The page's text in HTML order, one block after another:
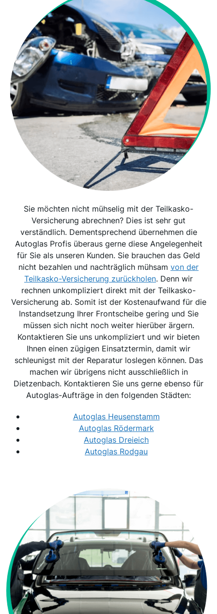
Sie möchten nicht mühselig mit der Teilkasko-
Versicherung abrechnen? Dies ist sehr gut
verständlich. Dementsprechend übernehmen die
Autoglas Profis überaus gerne diese Angelegenheit
für Sie als unseren Kunden. Sie brauchen das Geld
nicht bezahlen und nachträglich mühsam von der
Teilkasko-Versicherung zurückholen. Denn wir
rechnen unkompliziert direkt mit der Teilkasko-
Versicherung ab. Somit ist der Kostenaufwand für die
Instandsetzung Ihrer Frontscheibe gering und Sie
müssen sich nicht noch weiter hierüber ärgern.
Kontaktieren Sie uns unkompliziert und wir bieten
Ihnen einen zügigen Einsatztermin, damit wir
schleunigst mit der Reparatur loslegen können. Das
machen wir übrigens nicht ausschließlich in
Dietzenbach. Kontaktieren Sie uns gerne ebenso für
Autoglas-Aufträge in den folgenden Städten:
Autoglas Heusenstamm
Autoglas Rödermark
Autoglas Dreieich
Autoglas Rodgau